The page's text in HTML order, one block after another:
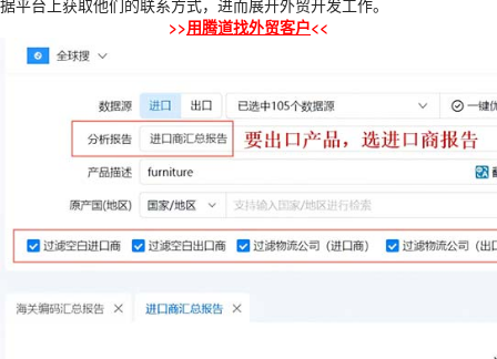
据平台上获取他们的联系方式，进而展开外贸开发工作。
>>用腾道找外贸客户<<